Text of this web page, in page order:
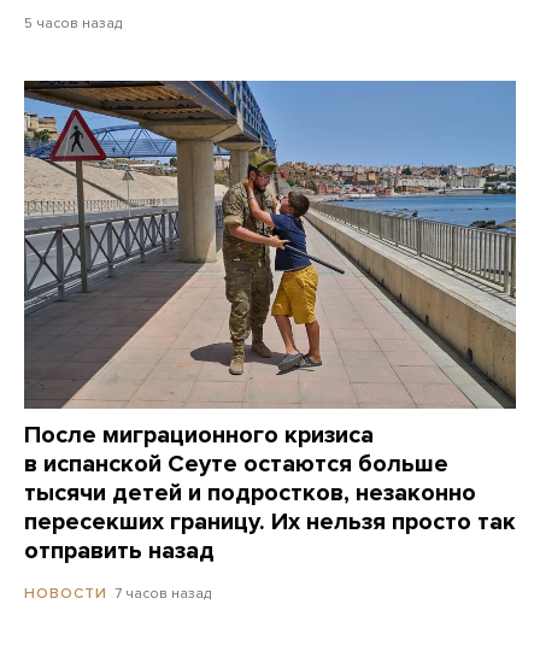
5 часов назад
После миграционного кризиса
в испанской Сеуте остаются больше
тысячи детей и подростков, незаконно
пересекших границу. Их нельзя просто так
отправить назад
НОВОСТИ 7 часов назад